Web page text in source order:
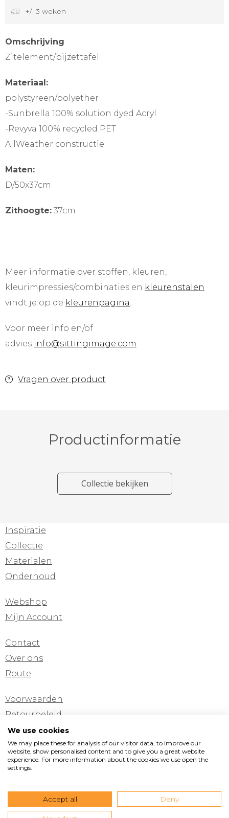
+/- 3 weken
Omschrijving
Zitelement/bijzettafel
Materiaal:
polystyreen/polyether
-Sunbrella 100% solution dyed Acryl
-Revyva 100% recycled PET
AllWeather constructie
Maten:
D/50x37cm
Zithoogte: 37cm
Meer informatie over stoffen, kleuren,
kleurimpressies/combinaties en kleurenstalen
vindt je op de kleurenpagina.
Voor meer info en/of
advies info@sittingimage.com
Vragen over product
Productinformatie
Collectie bekijken
Inspiratie
Collectie
Materialen
Onderhoud
Webshop
Mijn Account
Contact
Over ons
Route
Voorwaarden
Retourbeleid
Privacyverklaring
Cookie verklaring
Pinterest
Edisonstraat 11 •3281 NC Numansdorp•T +31(0)168
We use cookies
We may place these for analysis of our visitor data, to improve our
website, show personalised content and to give you a great website
experience. For more information about the cookies we use open the
settings.
Accept all Deny